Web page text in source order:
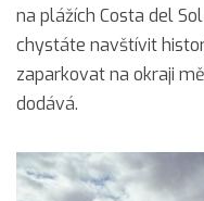
na plážích Costa del
chystáte navštívit
zaparkovat na okraji
dodává.